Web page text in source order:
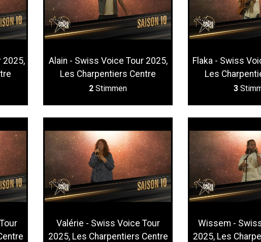
2025,
Alain - Swiss Voice Tour 2025,
Les Charpentiers Centre
2 Stimmen
Flaka - Swiss
Les
3
Valérie - Swiss Voice Tour
2025, Les Charpentiers Centre
Wissem -
2025, Les